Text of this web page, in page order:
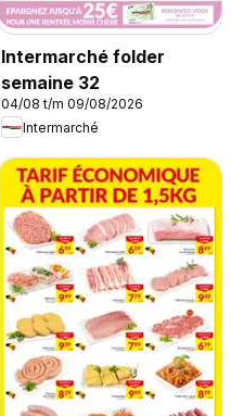
Intermarché folder
semaine 32
04/08 t/m 09/08/2026
Intermarché